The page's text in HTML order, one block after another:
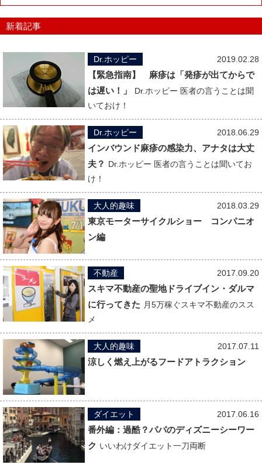
新着記事
2019.02.28
Dr.ホッピー
【緊急指南】 麻疹は「発疹が出てからで
は遅い！」
Dr.ホッピー 医者の言うことは聞
いておけ！
2018.06.29
Dr.ホッピー
インバウンド麻疹の感染力、アナタは大丈
夫？ Dr.ホッピー 医者の言うことは聞いてお
け！
2018.03.29
大人的趣味
東京モーターサイクルショー コンパニオ
ン編
2017.09.20
不動産
スキマ不動産の聖地ドライブイン・ダルマ
に行ってきた 月5万稼ぐスキマ不動産のスス
メ
2017.07.11
大人的趣味
涼しく燃え上がるフードアトラクション
2017.06.16
ダイエット
番外編：過酷？パパのディズニーシーワー
ク いいわけダイエット一刀両断